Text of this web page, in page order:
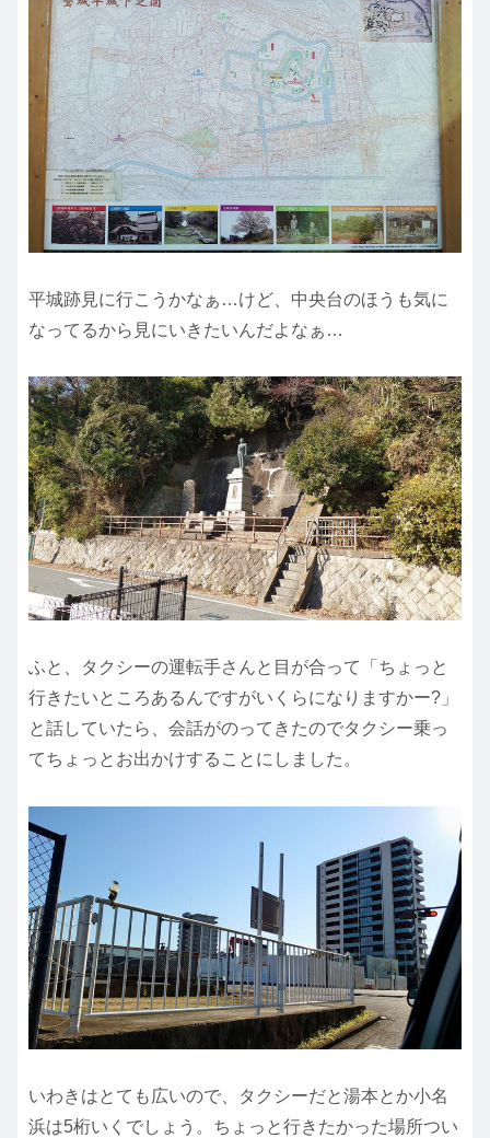
平城跡見に行こうかなぁ…けど、中央台のほうも気に
なってるから見にいきたいんだよなぁ…
ふと、タクシーの運転手さんと目が合って「ちょっと
行きたいところあるんですがいくらになりますかー?」
と話していたら、会話がのってきたのでタクシー乗っ
てちょっとお出かけすることにしました。
いわきはとても広いので、タクシーだと湯本とか小名
浜は5桁いくでしょう。ちょっと行きたかった場所つい